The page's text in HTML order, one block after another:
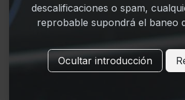
descalificaciones o spam,
reprobable supondrá el baneo
Ocultar introducción